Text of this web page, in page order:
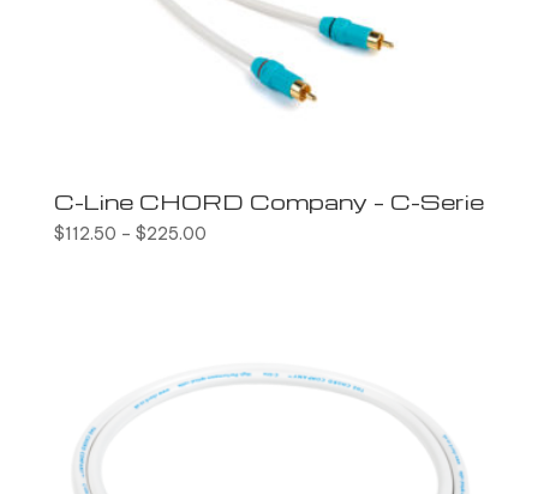
C-Line CHORD Company – C-Serie
$112.50 – $225.00